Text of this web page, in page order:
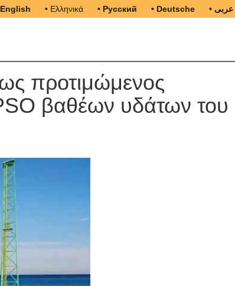
English • Ελληνικά • Русский • Deutsche • عربى
προτιμώμενος
βαθέων υδάτων του